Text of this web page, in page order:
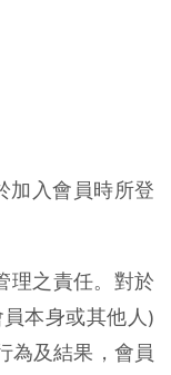
加入會員時所登
理之責任。對於
本身或其他人)
為及結果，會員